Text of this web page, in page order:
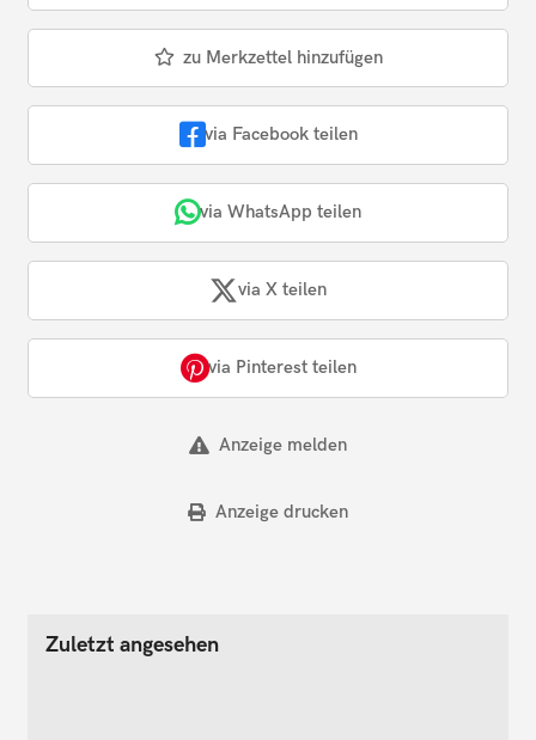
zu Merkzettel hinzufügen
via Facebook teilen
via WhatsApp teilen
via X teilen
via Pinterest teilen
Anzeige melden
Anzeige drucken
Zuletzt angesehen